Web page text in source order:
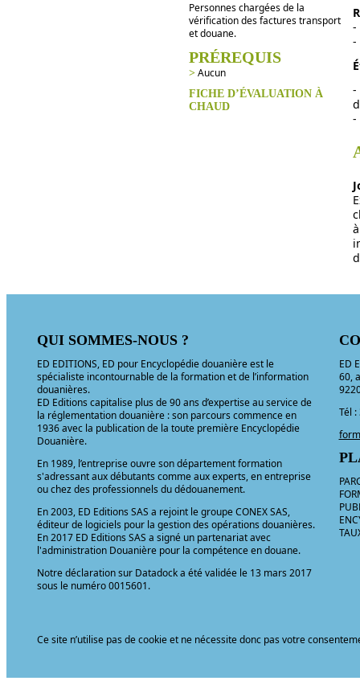
Personnes chargées de la
vérification des factures transport
et douane.
PRÉREQUIS
>Aucun
FICHE D’ÉVALUATION À
CHAUD
-
-
-
-
QUI SOMMES-NOUS ?
ED EDITIONS, ED pour Encyclopédie douanière est le
spécialiste incontournable de la formation et de l’information
douanières.
ED Editions capitalise plus de 90 ans d’expertise au service de
la réglementation douanière : son parcours commence en
1936 avec la publication de la toute première Encyclopédie
Douanière.
En 1989, l’entreprise ouvre son département formation
s'adressant aux débutants comme aux experts, en entreprise
ou chez des professionnels du dédouanement.
En 2003, ED Editions SAS a rejoint le groupe CONEX SAS,
éditeur de logiciels pour la gestion des opérations douanières.
En 2017 ED Editions SAS a signé un partenariat avec
l'administration Douanière pour la compétence en douane.
Notre déclaration sur Datadock a été validée le 13 mars 2017
sous le numéro 0015601.
ED
60,
Tél
Ce site n’utilise pas de cookie et ne nécessite donc pas votre